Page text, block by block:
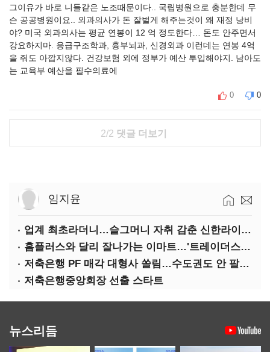
그이유가 바로 니들같은 노조때문이다.. 국립병원으로 충분한데 무
슨 공공병원이요.. 외과의사가 돈 잘벌게 해주는것이 왜 재정 낭비
야? 미국 외과의사는 평균 연봉이 12 억 정도한다… 돈도 안주면서
강요하지마. 응급구조학과, 흉부뇌과, 신경외과 이런데는 연봉 4억
을 줘도 아깝지않다. 건강보험 외에 정부가 예산 투입해야지. 남아도
는 교육부 예산을 필수의료에
0 0
2/2 댓글 더보기
임지윤
업계 최초라더니…슬그머니 자취 감춘 신한라이프 ‘상속증여연구소’
홈플러스와 달리 잘나가는 이마트…'트레이더스 삼성카드' 주목
저축은행 PF 매각 대형사 쏠림…수도권도 안 팔린다
저축은행중앙회장 선출 스타트
뉴스리듬